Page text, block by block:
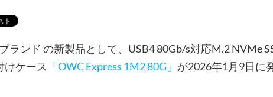
ランド の新製品として、USB4 80Gb/s対応M.2 NVMe
けケース 「OWC Express 1M2 80G」 が2026年1月9日に